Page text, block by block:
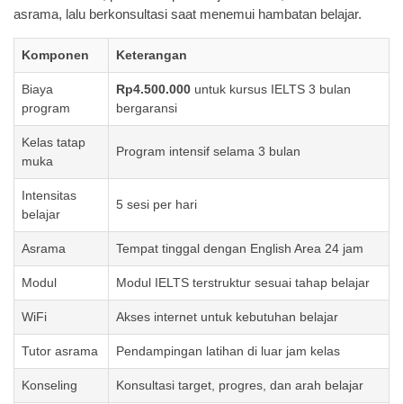
asrama, lalu berkonsultasi saat menemui hambatan belajar.
Komponen Keterangan
Biaya
program
Rp4.500.000 untuk kursus IELTS 3 bulan
bergaransi
Kelas tatap
muka
Program intensif selama 3 bulan
Intensitas
belajar
5 sesi per hari
Asrama Tempat tinggal dengan English Area 24 jam
Modul Modul IELTS terstruktur sesuai tahap belajar
WiFi Akses internet untuk kebutuhan belajar
Tutor asrama Pendampingan latihan di luar jam kelas
Konseling Konsultasi target, progres, dan arah belajar